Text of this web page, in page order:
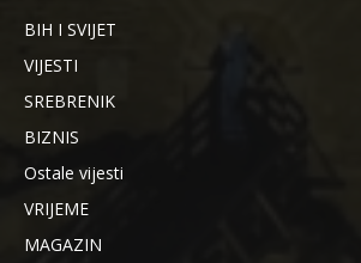
BIH I SVIJET
VIJESTI
SREBRENIK
BIZNIS
Ostale vijesti
VRIJEME
MAGAZIN